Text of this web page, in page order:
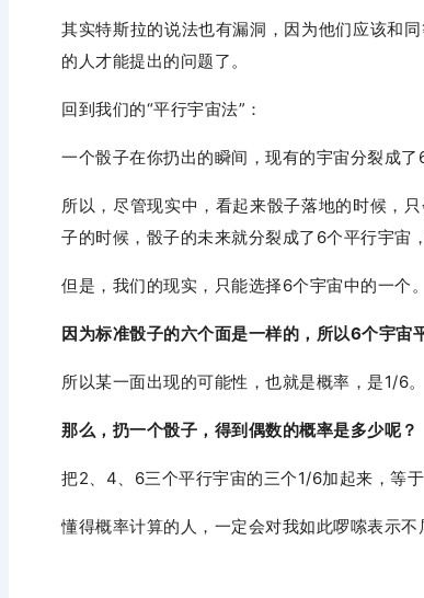
其实特斯拉的说法也有漏洞，因为他们应该和
的人才能提出的问题了。
回到我们的“平行宇宙法”：
一个骰子在你扔出的瞬间，现有的宇宙分裂成了
所以，尽管现实中，看起来骰子落地的时候，
子的时候，骰子的未来就分裂成了6个平行宇宙
但是，我们的现实，只能选择6个宇宙中的一个。
因为标准骰子的六个面是一样的，所以6个宇宙
所以某一面出现的可能性，也就是概率， 是1/6。
那么， 扔一个骰子， 得到偶数的概率是多少呢？
把2、4、6三个平行宇宙的三个1/6加起来， 等
懂得概率计算的人，一定会对我如此啰嗦表示不